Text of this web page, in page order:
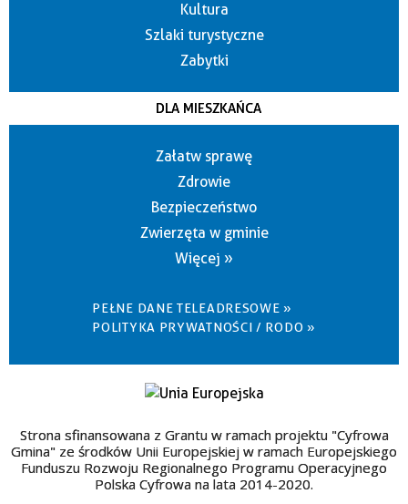
Kultura
Szlaki turystyczne
Zabytki
DLA MIESZKAŃCA
Załatw sprawę
Zdrowie
Bezpieczeństwo
Zwierzęta w gminie
Więcej »
PEŁNE DANE TELEADRESOWE »
POLITYKA PRYWATNOŚCI / RODO »
Strona sfinansowana z Grantu w ramach projektu "Cyfrowa
Gmina" ze środków Unii Europejskiej w ramach Europejskiego
Funduszu Rozwoju Regionalnego Programu Operacyjnego
Polska Cyfrowa na lata 2014-2020.